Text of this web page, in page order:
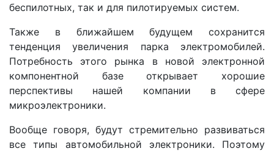
беспилотных, так и для пилотируемых систем.
Также в ближайшем будущем сохранится
тенденция увеличения парка электромобилей.
Потребность этого рынка в новой электронной
компонентной базе открывает хорошие
перспективы нашей компании в сфере
микроэлектроники.
Вообще говоря, будут стремительно развиваться
все типы автомобильной электроники. Поэтому